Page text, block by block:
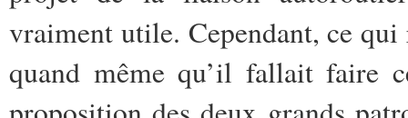
vraiment utile. Cependant, ce
quand même qu’il fallait faire